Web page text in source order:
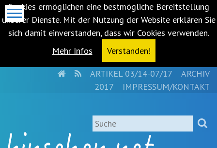
Cookies ermöglichen eine bestmögliche Bereitstellung
unserer Dienste. Mit der Nutzung der Website erklären Sie
sich damit einverstanden, dass wir Cookies verwenden.
Mehr Infos
Verstanden!
springen
HOMERSSARTIKEL 03/14-07/17
ARCHIV
2017
IMPRESSUM/KONTAKT
Suche